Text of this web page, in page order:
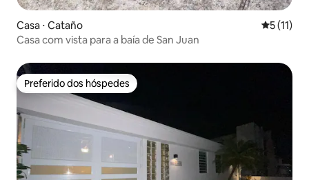
Casa ⋅ Cataño 5 de uma
5 (11)
Casa com vista para a baía de San Juan
Preferido dos hóspedes
Preferido dos hóspedes